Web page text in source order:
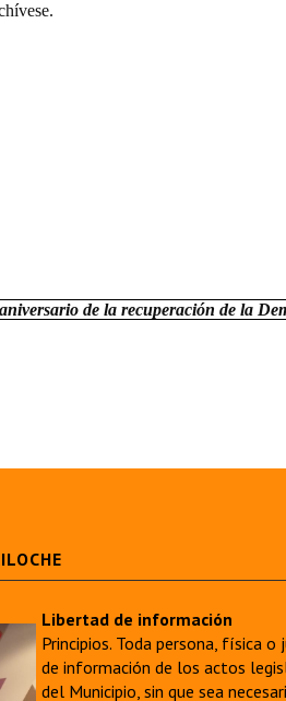
de la recuperación de la
Libertad de información
Principios. Toda persona, física
de información de los actos
del Municipio, sin que sea